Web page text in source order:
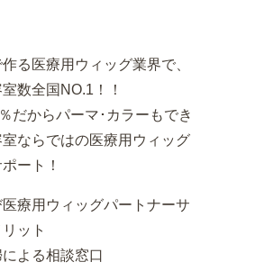
る医療用ウィッグ業界で、
数全国NO.1！！
だからパーマ･カラーもでき
室ならではの医療用ウィッグ
ート！
療用ウィッグパートナーサ
ット
よる相談窓口